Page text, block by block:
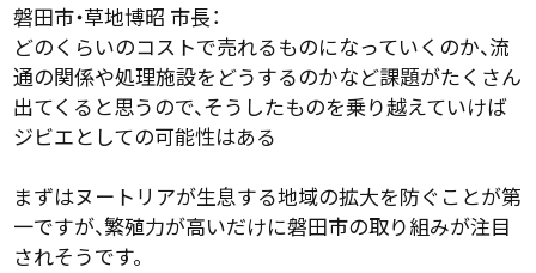
磐田市・草地博昭 市長：
どのくらいのコストで売れるものになっていくのか、流
通の関係や処理施設をどうするのかなど課題がたくさん
出てくると思うので、そうしたものを乗り越えていけば
ジビエとしての可能性はある
まずはヌートリアが生息する地域の拡大を防ぐことが第
一ですが、繁殖力が高いだけに磐田市の取り組みが注目
されそうです。